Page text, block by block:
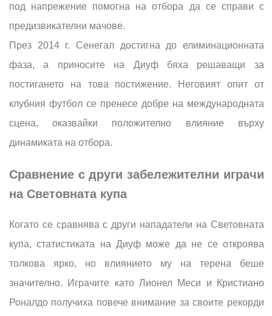
под напрежение помогна на отбора да се справи с
предизвикателни мачове.
През 2014 г. Сенегал достигна до елиминационната
фаза, а приносите на Диуф бяха решаващи за
постигането на това постижение. Неговият опит от
клубния футбол се пренесе добре на международната
сцена, оказвайки положително влияние върху
динамиката на отбора.
Сравнение с други забележителни играчи
на Световната купа
Когато се сравнява с други нападатели на Световната
купа, статистиката на Диуф може да не се откроява
толкова ярко, но влиянието му на терена беше
значително. Играчите като Лионел Меси и Кристиано
Роналдо получиха повече внимание за своите рекорди